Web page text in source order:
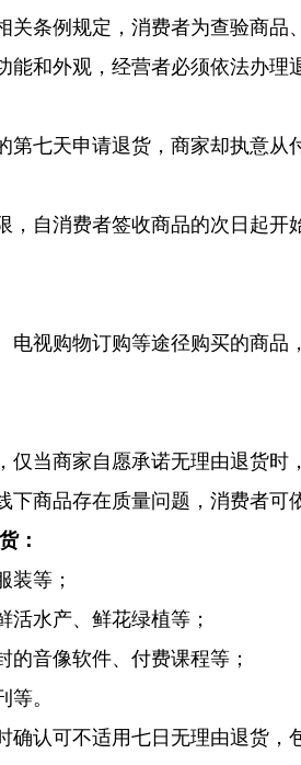
关条例规定，消费者为查验商品
和外观，经营者必须依法办理
第七天申请退货，商家却执意从
，自消费者签收商品的次日起开
电视购物订购等途径购买的商
仅当商家自愿承诺无理由退货时
商品存在质量问题，消费者可
：
装等；
水产、鲜花绿植等；
音像软件、付费课程等；
。
认可不适用七日无理由退货，